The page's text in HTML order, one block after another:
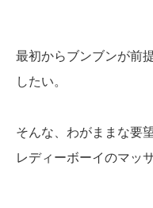
最初からブンブンが前
したい。
そんな、わがままな要
レディーボーイのマッ